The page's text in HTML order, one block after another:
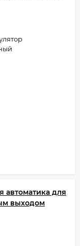
автоматика для
выходом